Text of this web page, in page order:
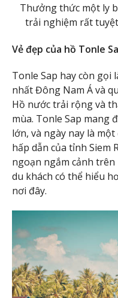
Thưởng thức một ly
trải nghiệm rất
Vẻ đẹp của hồ Tonle
Tonle Sap hay còn gọi
nhất Đông Nam Á và
Hồ nước trải rộng và
mùa. Tonle Sap mang
lớn, và ngày nay là
hấp dẫn của tỉnh Siem
ngoạn ngắm cảnh trên
du khách có thể hiểu
nơi đây.